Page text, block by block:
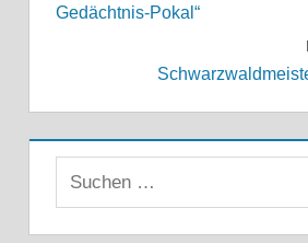
Gedächtnis-Pokal“